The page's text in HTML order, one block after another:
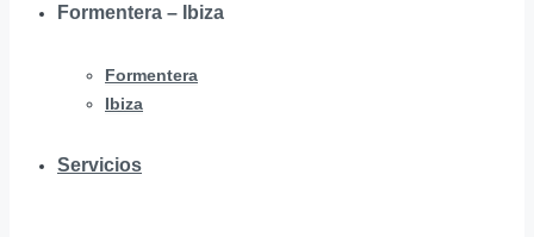
Formentera – Ibiza
Formentera
Ibiza
Servicios